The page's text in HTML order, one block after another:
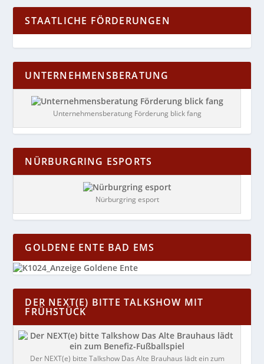
STAATLICHE FÖRDERUNGEN
UNTERNEHMENSBERATUNG
Unternehmensberatung Förderung blick fang
NÜRBURGRING ESPORTS
Nürburgring esport
GOLDENE ENTE BAD EMS
DER NEXT(E) BITTE TALKSHOW MIT
FRÜHSTÜCK
Der NEXT(e) bitte Talkshow Das Alte Brauhaus lädt ein zum